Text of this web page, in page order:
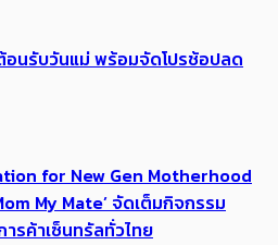
นรับวันแม่ พร้อมจัดโปรช้อปลด
for New Gen Motherhood
My Mate’ จัดเต็มกิจกรรม
รค้าเซ็นทรัลทั่วไทย